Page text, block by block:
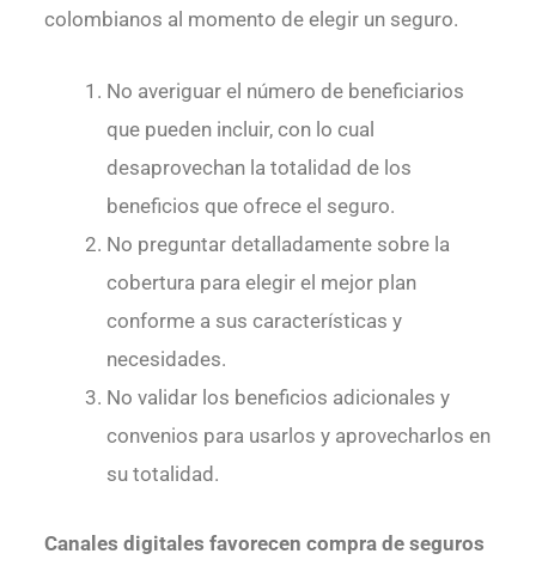
colombianos al momento de elegir un seguro.
No averiguar el número de beneficiarios
que pueden incluir, con lo cual
desaprovechan la totalidad de los
beneficios que ofrece el seguro.
No preguntar detalladamente sobre la
cobertura para elegir el mejor plan
conforme a sus características y
necesidades.
No validar los beneficios adicionales y
convenios para usarlos y aprovecharlos en
su totalidad.
Canales digitales favorecen compra de seguros